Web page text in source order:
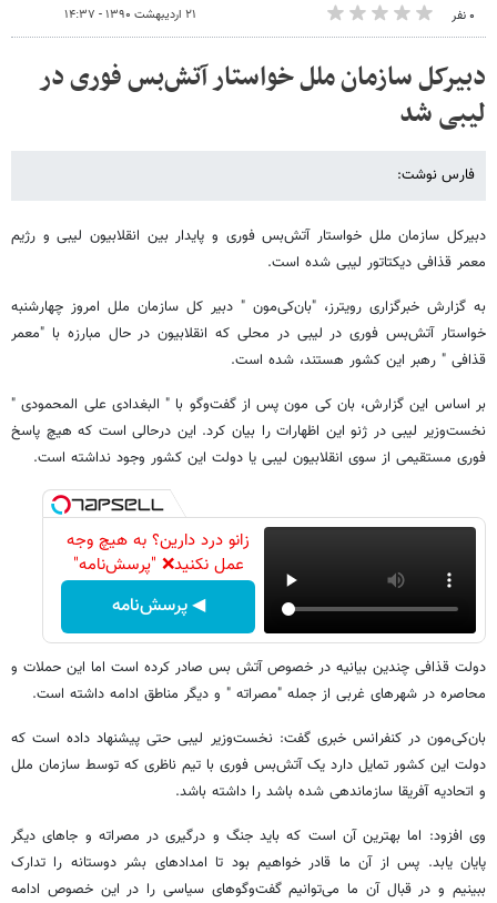
۰ نفر ۲۱ اردیبهشت ۱۳۹۰ - ۱۴:۳۷
دبیرکل سازمان ملل خواستار آتش‌بس فوری در
لیبی شد
فارس نوشت:
دبیرکل سازمان ملل خواستار آتش‌بس فوری و پایدار بین انقلابیون لیبی و رژیم
معمر قذافی دیکتاتور لیبی شده است.
به گزارش خبرگزاری رویترز، "بان‌کی‌مون " دبیر کل سازمان ملل امروز چهارشنبه
خواستار آتش‌بس فوری در لیبی در محلی که انقلابیون در حال مبارزه با "معمر
قذافی " رهبر این کشور هستند، ‌شده است.
بر اساس این گزارش، بان کی مون پس از گفت‌و‌گو با " البغدادی علی المحمودی "
نخست‌‌وزیر لیبی در ژنو این اظهارات را بیان کرد. این درحالی است که هیچ پاسخ
فوری مستقیمی از سوی انقلابیون لیبی یا دولت این کشور وجود نداشته است.
زانو درد دارین؟ به هیچ وجه
عمل نکنید❌ "پرسش‌نامه"
◀ پرسش‌نامه
دولت قذافی چندین بیانیه در خصوص آتش بس صادر کرده است اما این حملات و
محاصره در شهرهای غربی از جمله "مصراته " و دیگر مناطق ادامه داشته است.
بان‌کی‌مون در کنفرانس خبری گفت: نخست‌وزیر لیبی حتی پیشنهاد داده است که
دولت این کشور تمایل دارد یک آتش‌بس فوری با تیم ناظری که توسط سازمان ملل
و اتحادیه آفریقا سازماندهی شده باشد را داشته باشد.
وی افزود: اما بهترین آن است که باید جنگ و درگیری در مصراته و جاهای دیگر
پایان یابد. پس از آن ما قادر خواهیم بود تا امدادهای بشر دوستانه را تدارک
ببینیم و در قبال آن ما می‌توانیم گفت‌وگوهای سیاسی را در این خصوص ادامه